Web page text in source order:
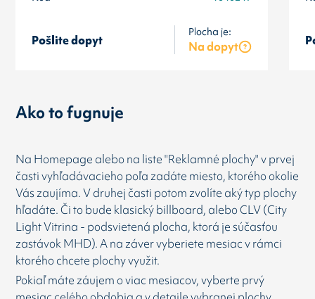
Pošlite dopyt
Plocha je:
Na dopyt
Ako to fugnuje
Na Homepage alebo na liste "Reklamné plochy" v prvej
časti vyhľadávacieho poľa zadáte miesto, ktorého okolie
Vás zaujíma. V druhej časti potom zvolíte aký typ plochy
hľadáte. Či to bude klasický billboard, alebo CLV (City
Light Vitrina - podsvietená plocha, ktorá je súčasťou
zastávok MHD). A na záver vyberiete mesiac v rámci
ktorého chcete plochy využit.
Pokiaľ máte záujem o viac mesiacov, vyberte prvý